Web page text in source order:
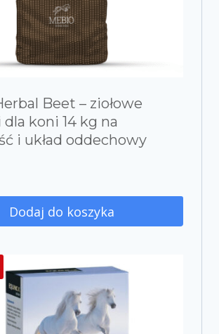
Beet – ziołowe
dla koni 14 kg na
i układ oddechowy
Dodaj do koszyka